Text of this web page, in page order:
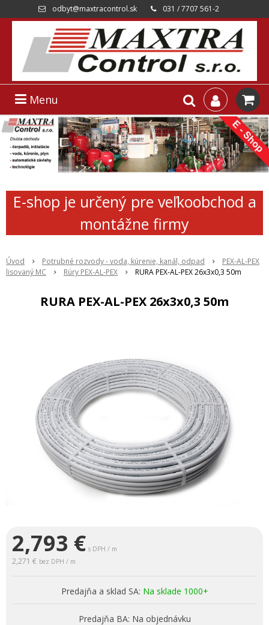
odbyt@maxtracontrol.sk 031 / 7707 561-2
Menu
E-shop je určený pre veľkoobchod a
montážne firmy
Úvod Potrubné rozvody - voda, kúrenie, kanál, odpad
PEX-AL-PEX
lisovaný MC
Rúry PEX-AL-PEX RURA PEX-AL-PEX 26x3x0,3 50m
RURA PEX-AL-PEX 26x3x0,3 50m
2,793 € s DPH / m
2,271 € bez DPH / m
Predajňa a sklad SA: Na sklade 1000+
Predajňa BA: Na objednávku